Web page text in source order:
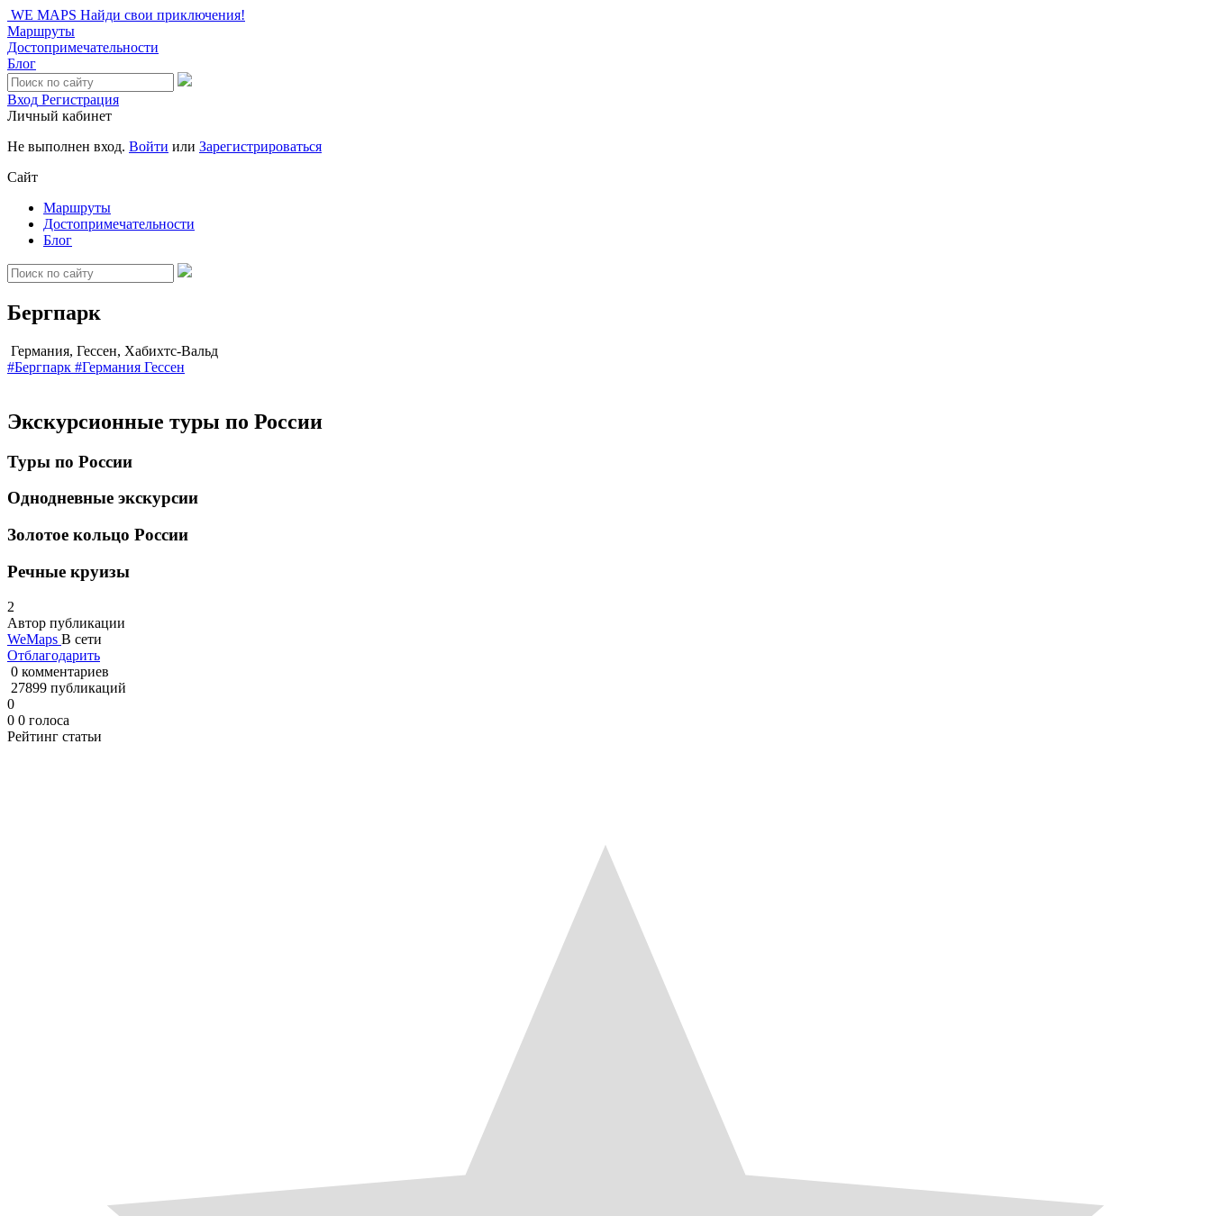
WE MAPS Найди свои приключения!
Маршруты
Достопримечательности
Блог
Вход Регистрация
Личный кабинет
Не выполнен вход. Войти или Зарегистрироваться
Сайт
Маршруты
Достопримечательности
Блог
Бергпарк
Германия, Гессен, Хабихтс-Вальд
#Бергпарк #Германия Гессен
Экскурсионные туры по России
Туры по России
Однодневные экскурсии
Золотое кольцо России
Речные круизы
2
Автор публикации
WeMaps В сети
Отблагодарить
0 комментариев
27899 публикаций
0
0 0 голоса
Рейтинг статьи